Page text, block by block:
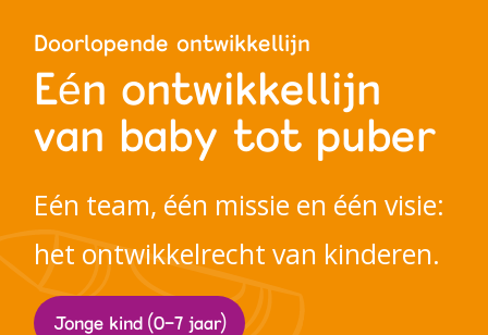
Werken bij PIT
Doorlopende ontwikkellijn
Eén ontwikkellijn
van baby tot puber
Eén team, één missie en één visie:
het ontwikkelrecht van kinderen.
Jonge kind (0-7 jaar)